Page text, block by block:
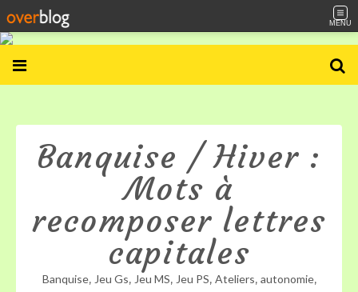
MENU
Banquise / Hiver :
Mots à
recomposer lettres
capitales
Banquise, Jeu Gs, Jeu MS, Jeu PS, Ateliers, autonomie,